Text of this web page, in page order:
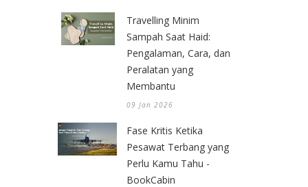
Travelling Minim
Sampah Saat Haid:
Pengalaman, Cara, dan
Peralatan yang
Membantu
09 Jan 2026
Fase Kritis Ketika
Pesawat Terbang yang
Perlu Kamu Tahu -
BookCabin